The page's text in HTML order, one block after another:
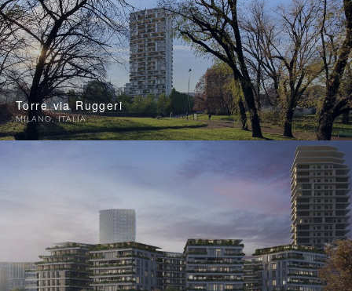
Torre via Ruggeri
MILANO,ITALIA